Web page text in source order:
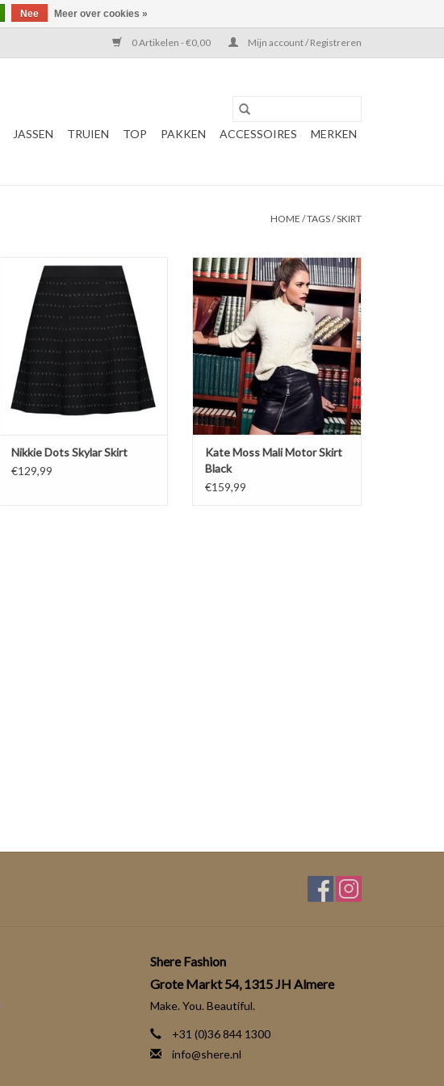
0 Artikelen - €0,00 Mijn account / Registreren
JASSEN TRUIEN TOP PAKKEN ACCESSOIRES MERKEN
HOME /TAGS/SKIRT
NIKKIE
Dots Skylar Skirt
Color: Black/Gun Metal
Nikkie Dots Skylar Skirt
€129,99
Kate Moss
NIKKIE
Mali Motor Skirt
Color: Black
TOEVOEGEN AAN WINKELWAGEN
Kate Moss Mali Motor Skirt
Black
€159,99
Shere Fashion
Grote Markt 54, 1315 JH Almere
Make. You. Beautiful.
+31 (0)36 844 1300
info@shere.nl
Nee Meer over cookies »